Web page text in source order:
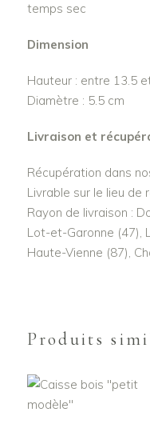
temps sec
Dimension
Hauteur : entre 13.5
Diamètre : 5.5 cm
Livraison et
Récupération dans
Livrable sur le lieu de
Rayon de livraison :
Lot-et-Garonne (47),
Haute-Vienne (87),
Produits
AJOUTER AU
PANIER